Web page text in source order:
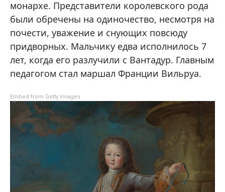
монархе. Представители королевского рода
были обречены на одиночество, несмотря на
почести, уважение и снующих повсюду
придворных. Мальчику едва исполнилось 7
лет, когда его разлучили с Вантадур. Главным
педагогом стал маршал Франции Вильруа.
Embed from Getty Images